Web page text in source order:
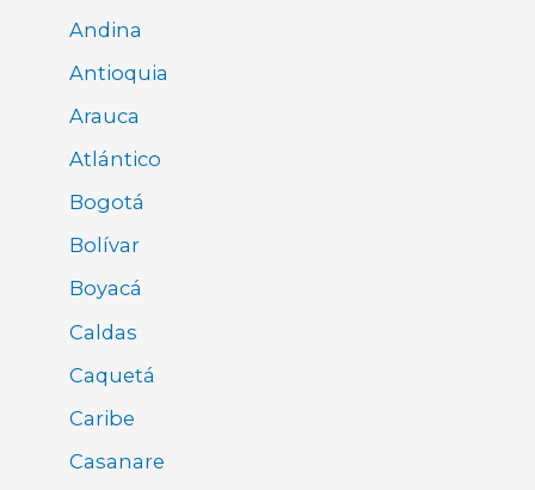
Andina
Antioquia
Arauca
Atlántico
Bogotá
Bolívar
Boyacá
Caldas
Caquetá
Caribe
Casanare